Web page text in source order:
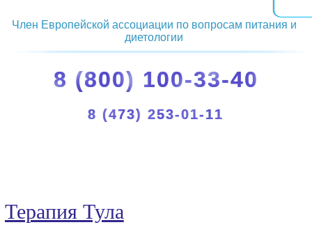
Член Европейской ассоциации по вопросам питания и
диетологии
8 (800) 100-33-40
8 (473) 253-01-11
Терапия Тула